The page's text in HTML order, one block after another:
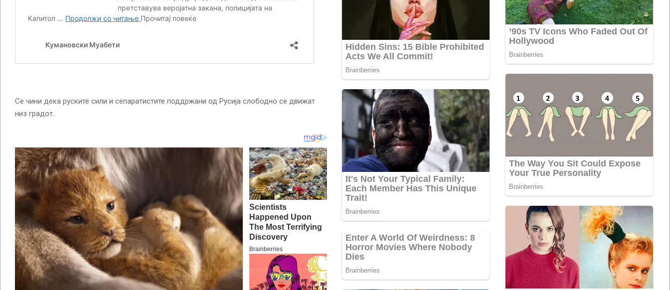
Се чини дека руските сили и сепаратистите поддржани од Русија слободно се движат
низ градот.